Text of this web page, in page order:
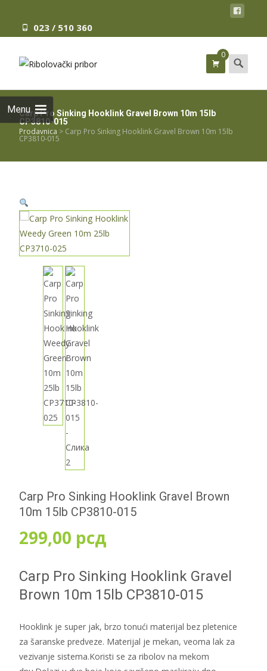
023 / 510 360
Menu
0
Search
for:
Carp Pro Sinking Hooklink Gravel Brown 10m 15lb
CP3810-015
Prodavnica > Carp Pro Sinking Hooklink Gravel Brown 10m 15lb
CP3810-015
Carp Pro Sinking Hooklink Gravel Brown
10m 15lb CP3810-015
299,00 рсд
Carp Pro Sinking Hooklink Gravel
Brown 10m 15lb CP3810-015
Hooklink je super jak, brzo tonući materijal bez pletenice
za šaranske predveze. Materijal je mekan, veoma lak za
vezivanje sistema.Koristi se za ribolov na mekom